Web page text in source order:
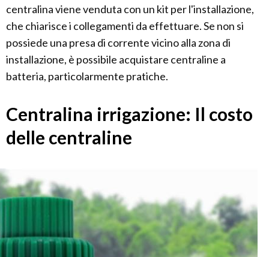
centralina viene venduta con un kit per l'installazione,
che chiarisce i collegamenti da effettuare. Se non si
possiede una presa di corrente vicino alla zona di
installazione, è possibile acquistare centraline a
batteria, particolarmente pratiche.
Centralina irrigazione: Il costo
delle centraline